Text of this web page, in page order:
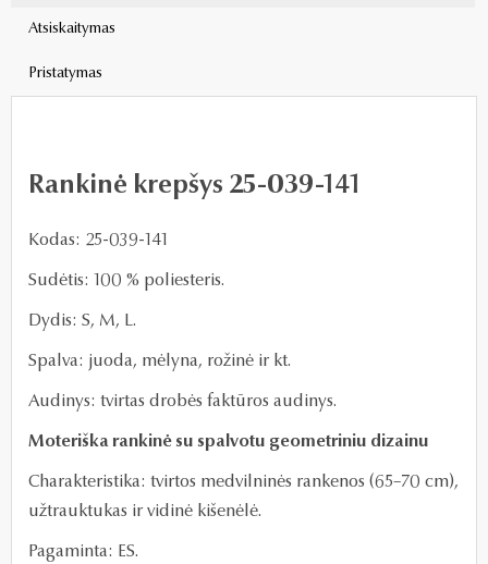
Atsiskaitymas
Pristatymas
Rankinė krepšys 25-039-141
Kodas: 25-039-141
Sudėtis: 100 % poliesteris.
Dydis: S, M, L.
Spalva: juoda, mėlyna, rožinė ir kt.
Audinys: tvirtas drobės faktūros audinys.
Moteriška rankinė su spalvotu geometriniu dizainu
Charakteristika: tvirtos medvilninės rankenos (65–70 cm),
užtrauktukas ir vidinė kišenėlė.
Pagaminta: ES.